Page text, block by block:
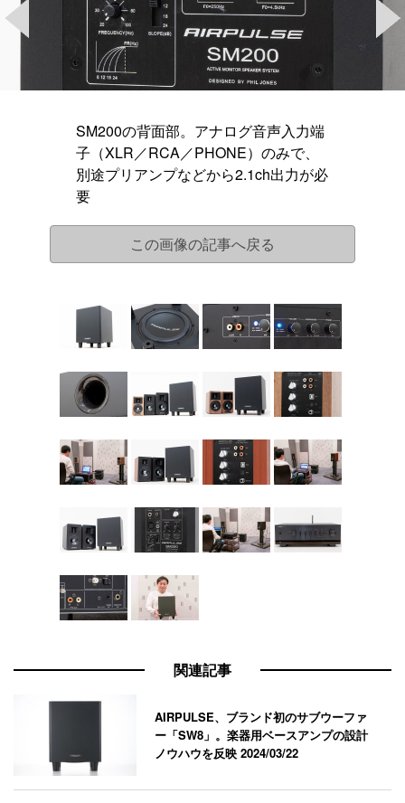
SM200の背面部。アナログ音声入力端
子（XLR／RCA／PHONE）のみで、
別途プリアンプなどから2.1ch出力が必
要
この画像の記事へ戻る
関連記事
AIRPULSE、ブランド初のサブウーファ
ー「SW8」。楽器用ベースアンプの設計
ノウハウを反映2024/03/22